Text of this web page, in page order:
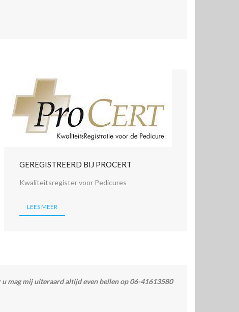
GEREGISTREERD BIJ PROCERT
Kwaliteitsregister voor Pedicures
LEES MEER
mag mij uiteraard altijd even bellen op 06-41613580